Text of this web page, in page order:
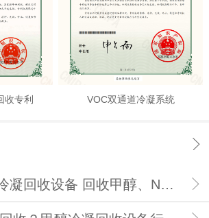
收专利 VOC双通道冷凝系统
备 回收甲醇、NMP、乙酯，降低生产成本